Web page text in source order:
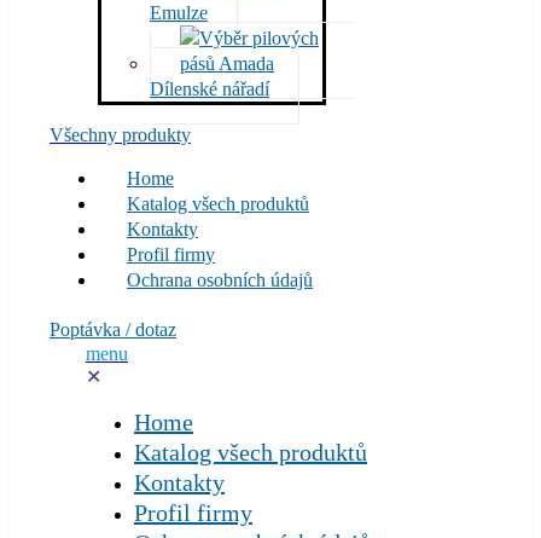
Emulze
Dílenské nářadí
Všechny produkty
Home
Katalog všech produktů
Kontakty
Profil firmy
Ochrana osobních údajů
Poptávka / dotaz
menu
✕
Home
Katalog všech produktů
Kontakty
Profil firmy